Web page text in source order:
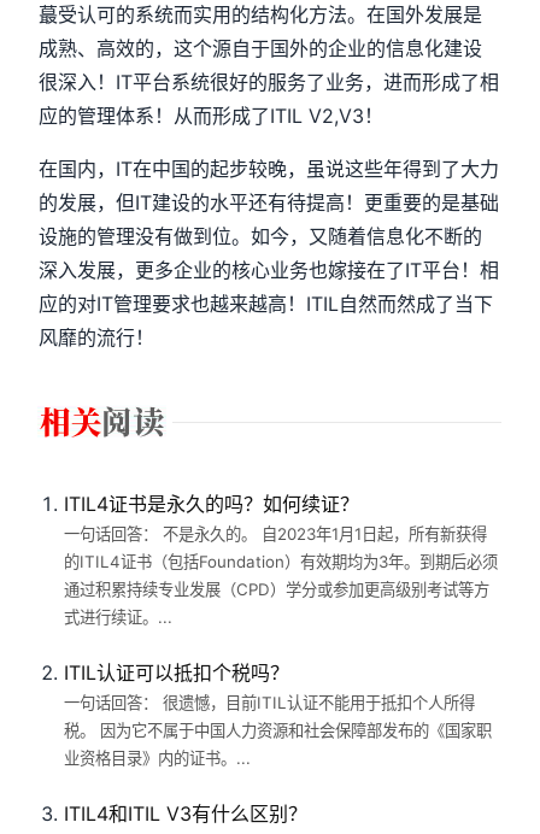
蕞受认可的系统而实用的结构化方法。在国外发展是
成熟、高效的，这个源自于国外的企业的信息化建设
很深入！IT平台系统很好的服务了业务，进而形成了相
应的管理体系！从而形成了ITIL V2,V3！
在国内，IT在中国的起步较晚，虽说这些年得到了大力
的发展，但IT建设的水平还有待提高！更重要的是基础
设施的管理没有做到位。如今，又随着信息化不断的
深入发展，更多企业的核心业务也嫁接在了IT平台！相
应的对IT管理要求也越来越高！ITIL自然而然成了当下
风靡的流行！
ITIL4证书是永久的吗？如何续证？
一句话回答： 不是永久的。 自2023年1月1日起，所有新获得
的ITIL4证书（包括Foundation）有效期均为3年。到期后必须
通过积累持续专业发展（CPD）学分或参加更高级别考试等方
式进行续证。...
ITIL认证可以抵扣个税吗？
一句话回答： 很遗憾，目前ITIL认证不能用于抵扣个人所得
税。 因为它不属于中国人力资源和社会保障部发布的《国家职
业资格目录》内的证书。...
ITIL4和ITIL V3有什么区别？